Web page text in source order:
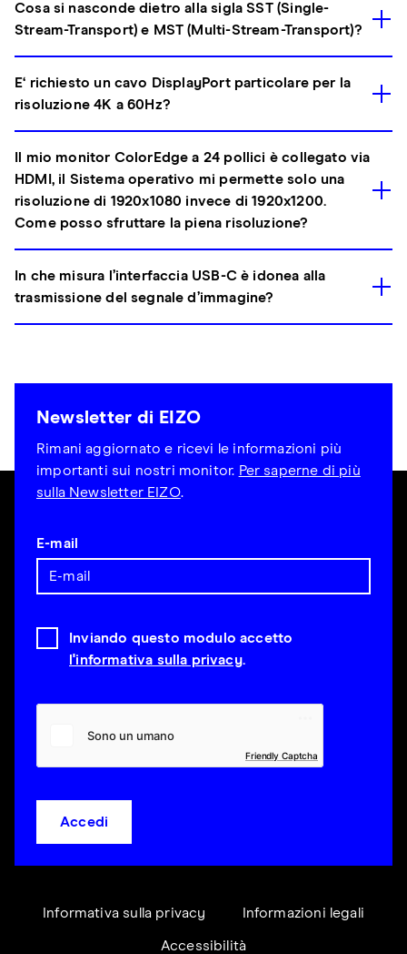
Cosa si nasconde dietro alla sigla SST (Single-
Stream-Transport) e MST (Multi-Stream-Transport)?
E‘ richiesto un cavo DisplayPort particolare per la
risoluzione 4K a 60Hz?
Il mio monitor ColorEdge a 24 pollici è collegato via
HDMI, il Sistema operativo mi permette solo una
risoluzione di 1920x1080 invece di 1920x1200.
Come posso sfruttare la piena risoluzione?
In che misura l’interfaccia USB-C è idonea alla
trasmissione del segnale d’immagine?
Newsletter di EIZO
Rimani aggiornato e ricevi le informazioni più
importanti sui nostri monitor. Per saperne di più
sulla Newsletter EIZO.
E-mail
Inviando questo modulo accetto
l'informativa sulla privacy.
Friendly Captcha
Accedi
Informativa sulla privacy Informazioni legali
Accessibilità